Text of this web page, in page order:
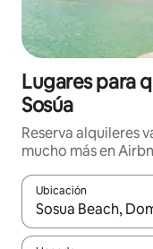
Lugares para
Sosúa
Reserva alquileres
mucho más en
Ubicación
Cuando los